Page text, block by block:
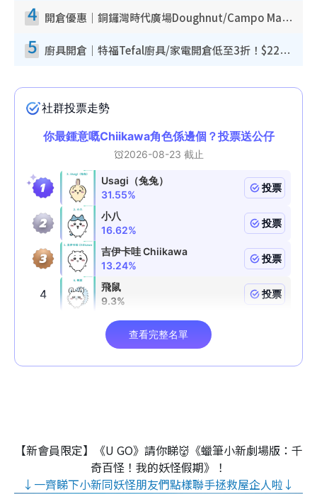
4 開倉優惠｜銅鑼灣時代廣場Doughnut/Campo Marzio開倉低至1折！背囊、書包、手袋劈價$200起
5 廚具開倉｜特福Tefal廚具/家電開倉低至3折！$220起買平底鍋/炒鑊/湯煲！電飯煲/吸塵機/燙斗$418起
【新會員限定】《U GO》請你睇👹《蠟筆小新劇場版：千
奇百怪！我的妖怪假期》！
↓一齊睇下小新同妖怪朋友們點樣聯手拯救屋企人啦↓